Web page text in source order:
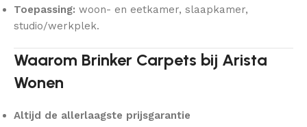
Toepassing: woon- en eetkamer, slaapkamer,
studio/werkplek.
Waarom Brinker Carpets bij Arista
Wonen
Altijd de allerlaagste prijsgarantie